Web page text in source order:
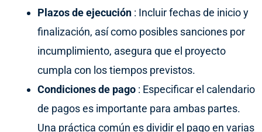
Plazos de ejecución : Incluir fechas de inicio y
finalización, así como posibles sanciones por
incumplimiento, asegura que el proyecto
cumpla con los tiempos previstos.
Condiciones de pago : Especificar el calendario
de pagos es importante para ambas partes.
Una práctica común es dividir el pago en varias